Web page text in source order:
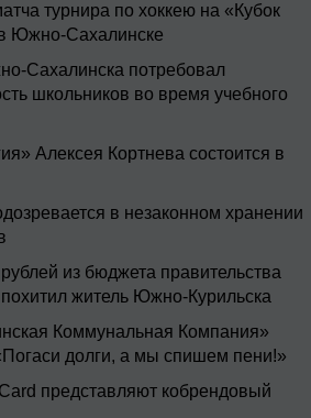
турнира по хоккею на «Кубок
Южно-Сахалинске
Сахалинска потребовал
школьников во время учебного
Алексея Кортнева состоится в
в незаконном хранении
из бюджета правительства
житель Южно-Курильска
Коммунальная Компания»
долги, а мы спишем пени!»
представляют кобрендовый